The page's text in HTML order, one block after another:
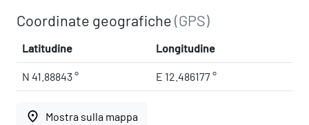
Coordinate geografiche(GPS)
Latitudine Longitudine
N 41.88843 ° E 12.486177 °
place Mostra sulla mappa